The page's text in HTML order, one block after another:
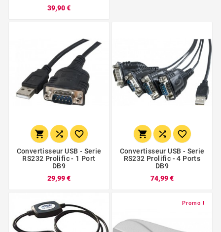
39,90 €
  
Convertisseur USB - Serie
RS232 Prolific - 1 Port
DB9
29,99 €
  
Convertisseur USB - Serie
RS232 Prolific - 4 Ports
DB9
74,99 €
Promo !